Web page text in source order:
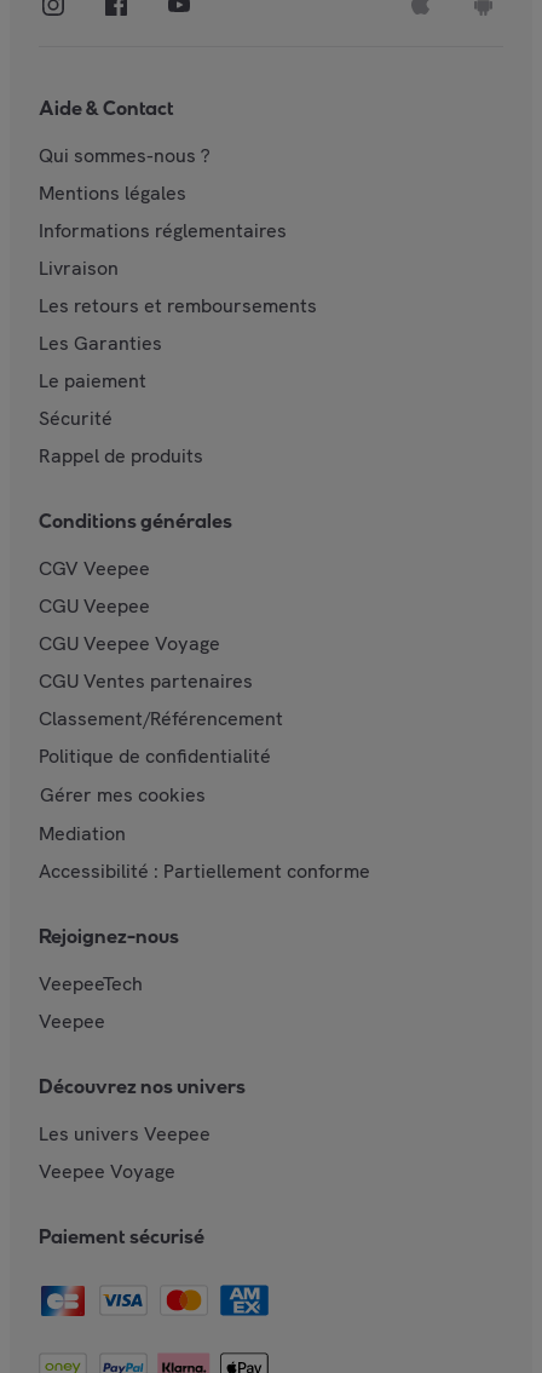
Aide & Contact
Qui sommes-nous ?
Mentions légales
Informations réglementaires
Livraison
Les retours et remboursements
Les Garanties
Le paiement
Sécurité
Rappel de produits
Conditions générales
CGV Veepee
CGU Veepee
CGU Veepee Voyage
CGU Ventes partenaires
Classement/Référencement
Politique de confidentialité
Gérer mes cookies
Mediation
Accessibilité : Partiellement conforme
Rejoignez-nous
VeepeeTech
Veepee
Découvrez nos univers
Les univers Veepee
Veepee Voyage
Paiement sécurisé